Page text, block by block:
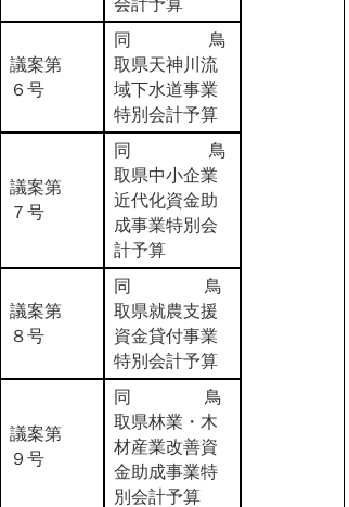
会計予算
議案第
６号
同 鳥
取県天神川流
域下水道事業
特別会計予算
議案第
７号
同 鳥
取県中小企業
近代化資金助
成事業特別会
計予算
議案第
８号
同 鳥
取県就農支援
資金貸付事業
特別会計予算
議案第
９号
同 鳥
取県林業・木
材産業改善資
金助成事業特
別会計予算